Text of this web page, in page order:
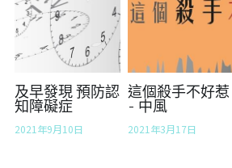
繁體中文
繁體中文
English
聯絡我們
及早發現 預防認
知障礙症
2021年9月10日
這個殺手不好惹
- 中風
2021年3月17日